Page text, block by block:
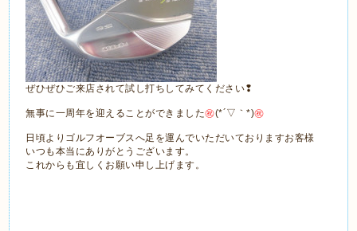
ぜひぜひご来店されて試し打ちしてみてください❢
無事に一周年を迎えることができました㊗(*´▽｀*)㊗
日頃よりゴルフオーブスへ足を運んでいただいておりますお客様
いつも本当にありがとうございます。
これからも宜しくお願い申し上げます。